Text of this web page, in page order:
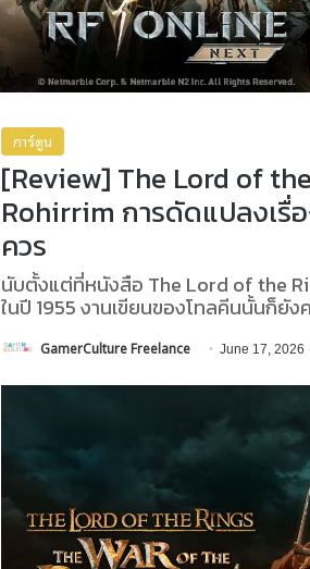
การ์ตูน
[Review] The Lord of
Rohirrim การดัดแปลงเรื่
ควร
นับตั้งแต่ที่หนังสือ The Lord of the
ในปี 1955 งานเขียนของโทลคีนนั้นก็ยัง
GamerCulture Freelance June 17, 2026